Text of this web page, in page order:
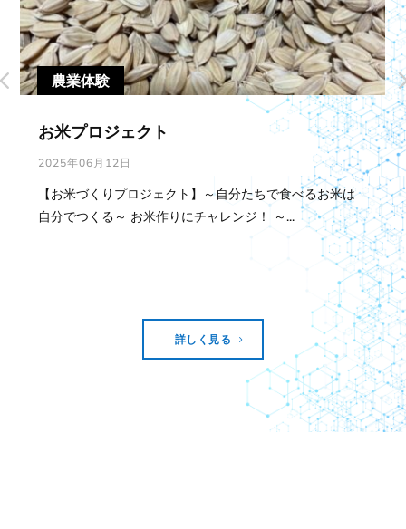
農業体験
お米プロジェクト
2025年06月12日
【お米づくりプロジェクト】～自分たちで食べるお米は
自分でつくる～ お米作りにチャレンジ！ ～...
詳しく見る